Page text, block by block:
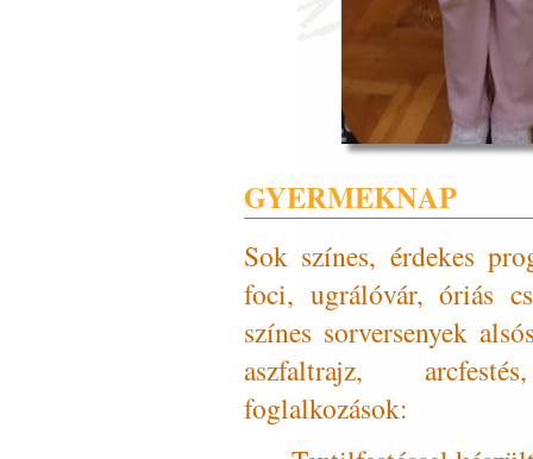
GYERMEKNAP
Sok színes, érdekes
foci, ugrálóvár, óriás
színes sorversenyek
aszfaltrajz,
foglalkozások: